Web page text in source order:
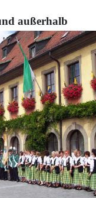
außerhalb